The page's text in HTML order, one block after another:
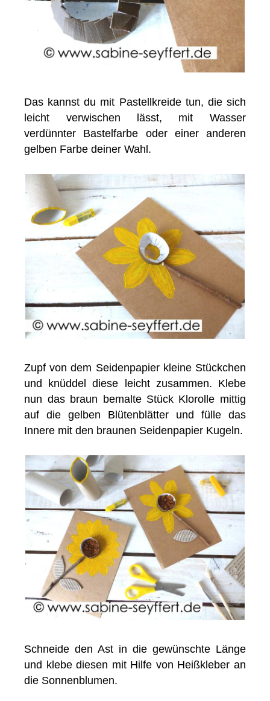
Das kannst du mit Pastellkreide tun, die sich
leicht verwischen lässt, mit Wasser
verdünnter Bastelfarbe oder einer anderen
gelben Farbe deiner Wahl.
Zupf von dem Seidenpapier kleine Stückchen
und knüddel diese leicht zusammen. Klebe
nun das braun bemalte Stück Klorolle mittig
auf die gelben Blütenblätter und fülle das
Innere mit den braunen Seidenpapier Kugeln.
Schneide den Ast in die gewünschte Länge
und klebe diesen mit Hilfe von Heißkleber an
die Sonnenblumen.